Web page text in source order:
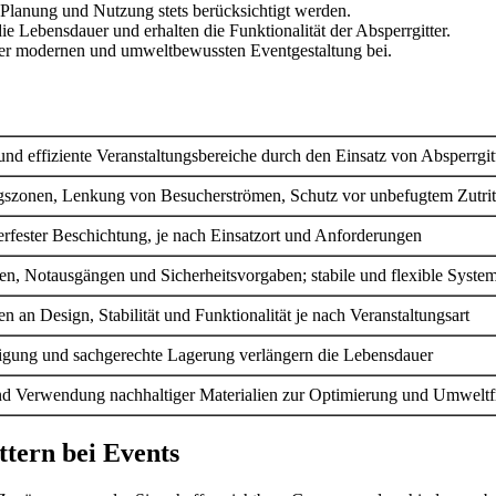
und Nutzung stets berücksichtigt werden.
Lebensdauer und erhalten die Funktionalität der Absperrgitter.
modernen und umweltbewussten Eventgestaltung bei.
effiziente Veranstaltungsbereiche durch den Einsatz von
Lenkung von Besucherströmen, Schutz vor unbefugtem
Beschichtung, je nach Einsatzort und Anforderungen
Notausgängen und Sicherheitsvorgaben; stabile und flexible
an Design, Stabilität und Funktionalität je nach Veranstaltungsart
und sachgerechte Lagerung verlängern die Lebensdauer
Verwendung nachhaltiger Materialien zur Optimierung und
bei Events